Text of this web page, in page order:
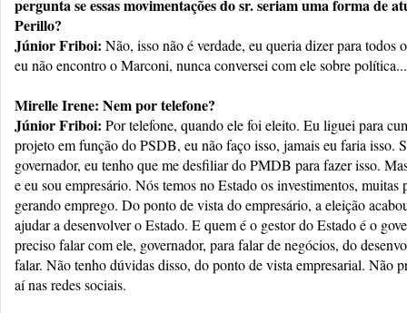
pergunta se essas movimentações do sr. seriam uma forma de
Perillo?
Júnior Friboi: Não, isso não é verdade, eu queria dizer para todos
eu não encontro o Marconi, nunca conversei com ele sobre política...
Mirelle Irene: Nem por telefone?
Júnior Friboi: Por telefone, quando ele foi eleito. Eu liguei para
projeto em função do PSDB, eu não faço isso, jamais eu faria isso.
governador, eu tenho que me desfiliar do PMDB para fazer isso.
e eu sou empresário. Nós temos no Estado os investimentos, muitas
gerando emprego. Do ponto de vista do empresário, a eleição
ajudar a desenvolver o Estado. E quem é o gestor do Estado é o
preciso falar com ele, governador, para falar de negócios, do
falar. Não tenho dúvidas disso, do ponto de vista empresarial. Não
aí nas redes sociais.